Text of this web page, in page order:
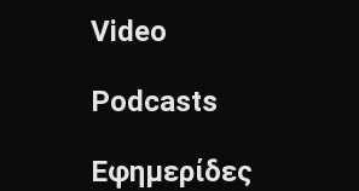
Video
Podcasts
Εφημερίδες